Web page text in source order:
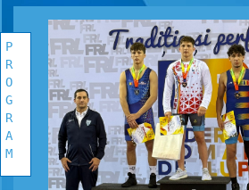
PROGRAM
COMPETITIONAL
P
R
O
G
R
A
M